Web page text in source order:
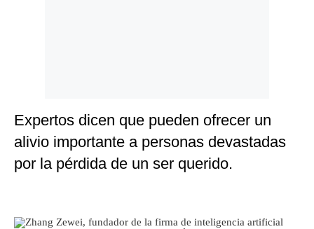
Expertos dicen que pueden ofrecer un
alivio importante a personas devastadas
por la pérdida de un ser querido.